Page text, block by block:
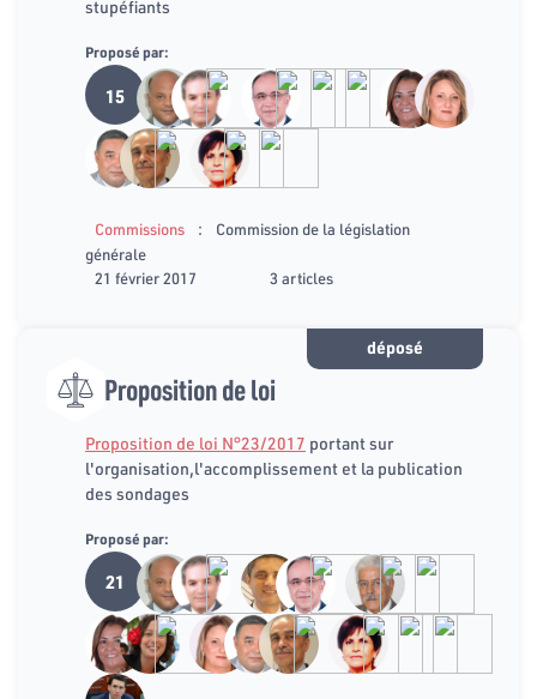
stupéfiants
Proposé par:
15
Commissions :
Commission de la législation
générale
21 février 2017
3 articles
déposé
Proposition de loi
Proposition de loi N°23/2017 portant sur
l'organisation,l'accomplissement et la publication
des sondages
Proposé par:
21